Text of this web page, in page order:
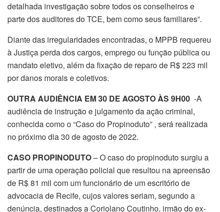
detalhada investigação sobre todos os conselheiros e
parte dos auditores do TCE, bem como seus familiares”.
Diante das irregularidades encontradas, o MPPB requereu
à Justiça perda dos cargos, emprego ou função pública ou
mandato eletivo, além da fixação de reparo de R$ 223 mil
por danos morais e coletivos.
OUTRA AUDIÊNCIA EM 30 DE AGOSTO ÀS 9H00 -A
audiência de instrução e julgamento da ação criminal,
conhecida como o “Caso do Propinoduto” , será realizada
no próximo dia 30 de agosto de 2022.
CASO PROPINODUTO– O caso do propinoduto surgiu a
partir de uma operação policial que resultou na apreensão
de R$ 81 mil com um funcionário de um escritório de
advocacia de Recife, cujos valores seriam, segundo a
denúncia, destinados a Coriolano Coutinho, irmão do ex-